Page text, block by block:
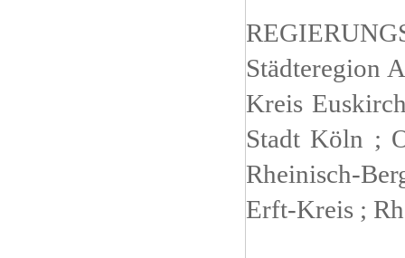
Städteregion
Kreis
Stadt Köln ;
Rheinisch-
Erft-Kreis ;